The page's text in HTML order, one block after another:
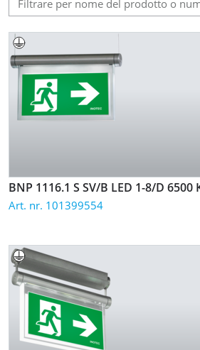
BNP 1116.1 S SV/B LED 1-8/D 6500
Art. nr. 101399554